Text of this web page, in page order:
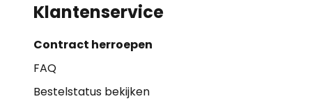
Klantenservice
Contract herroepen
FAQ
Bestelstatus bekijken